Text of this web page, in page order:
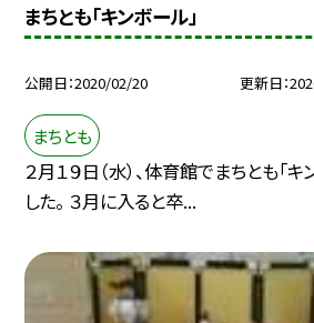
まちとも「キンボール」
公開日 2020/02/20 更新日
まちとも
２月１９日（水）、体育館でまちとも「
した。 ３月に入ると卒...